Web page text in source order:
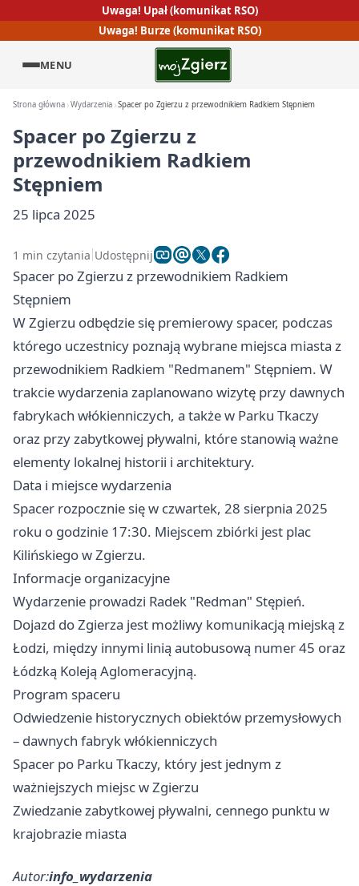
Uwaga! Upał (komunikat RSO)
Uwaga! Burze (komunikat RSO)
MENU
Strona główna Wydarzenia Spacer po Zgierzu z przewodnikiem Radkiem Stępniem
Spacer po Zgierzu z
przewodnikiem Radkiem
Stępniem
25 lipca 2025
1 min czytania Udostępnij
Spacer po Zgierzu z przewodnikiem Radkiem
Stępniem
W Zgierzu odbędzie się premierowy spacer, podczas
którego uczestnicy poznają wybrane miejsca miasta z
przewodnikiem Radkiem "Redmanem" Stępniem. W
trakcie wydarzenia zaplanowano wizytę przy dawnych
fabrykach włókienniczych, a także w Parku Tkaczy
oraz przy zabytkowej pływalni, które stanowią ważne
elementy lokalnej historii i architektury.
Data i miejsce wydarzenia
Spacer rozpocznie się w czwartek, 28 sierpnia 2025
roku o godzinie 17:30. Miejscem zbiórki jest plac
Kilińskiego w Zgierzu.
Informacje organizacyjne
Wydarzenie prowadzi Radek "Redman" Stępień.
Dojazd do Zgierza jest możliwy komunikacją miejską z
Łodzi, między innymi linią autobusową numer 45 oraz
Łódzką Koleją Aglomeracyjną.
Program spaceru
Odwiedzenie historycznych obiektów przemysłowych
– dawnych fabryk włókienniczych
Spacer po Parku Tkaczy, który jest jednym z
ważniejszych miejsc w Zgierzu
Zwiedzanie zabytkowej pływalni, cennego punktu w
krajobrazie miasta
Autor:info_wydarzenia